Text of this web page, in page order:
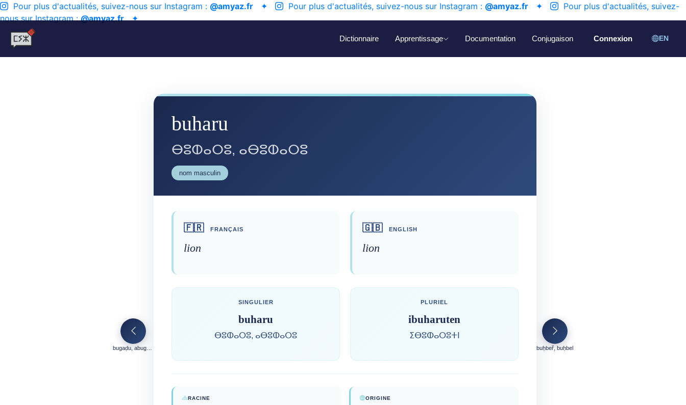
Pour plus d'actualités, suivez-nous sur Instagram : @amyaz.fr ✦ Pour plus d'actualités, suivez-nous sur Instagram : @amyaz.fr ✦
Pour plus d'actualités, suivez-
nous sur Instagram :@amyaz.fr✦
Dictionnaire Apprentissage Documentation Conjugaison Connexion EN
buharu
ⴱⵓⵀⴰⵔⵓ, ⴰⴱⵓⵀⴰⵔⵓ
nom masculin
🇫🇷 FRANÇAIS
lion
🇬🇧 ENGLISH
lion
SINGULIER
buharu
ⴱⵓⵀⴰⵔⵓ, ⴰⴱⵓⵀⴰⵔⵓ
PLURIEL
ibuharuten
ⵉⴱⵓⵀⴰⵔⵓⵜⵏ
RACINE ORIGINE
buḥbeř, buḥbel